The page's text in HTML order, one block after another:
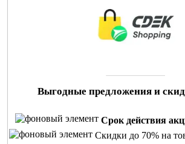
Выгодные предложения и
Срок действия
Скидки до 70% на